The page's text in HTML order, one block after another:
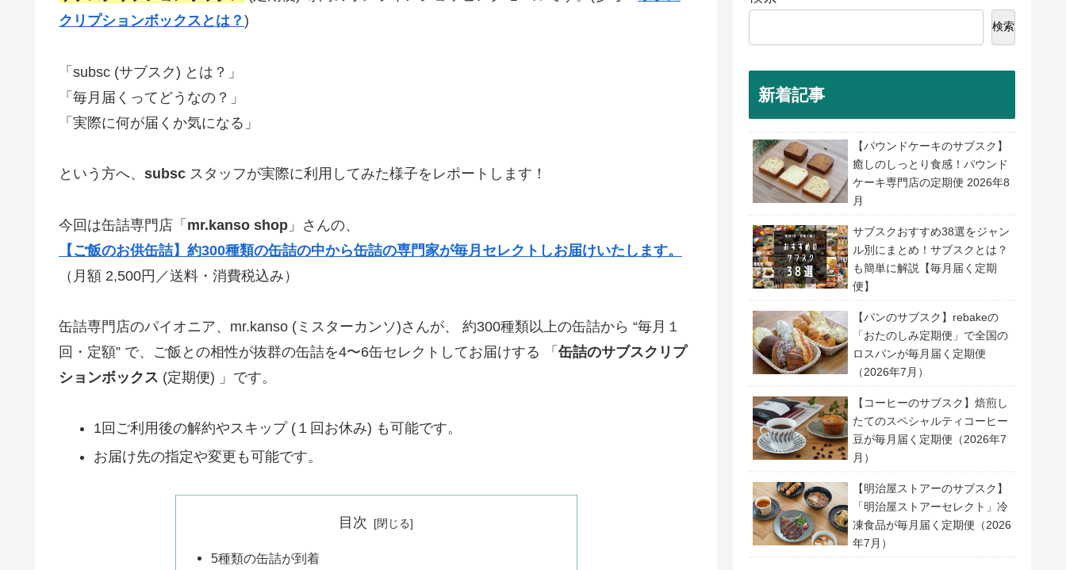
クリプションボックスとは？ )
「subsc (サブスク) とは？」
「毎月届くってどうなの？」
「実際に何が届くか気になる」
という方へ、 subsc スタッフが実際に利用してみた様子をレポートします！
今回は缶詰専門店「 mr.kanso shop 」さんの、
【ご飯のお供缶詰】約300種類の缶詰の中から缶詰の専門家が毎月セレクトしお届けいたします。
（月額 2,500円／送料・消費税込み）
缶詰専門店のパイオニア、mr.kanso (ミスターカンソ)さんが、 約300種類以上の缶詰から “毎月１
回・定額” で、ご飯との相性が抜群の缶詰を4〜6缶セレクトしてお届けする 「 缶詰のサブスクリプ
ションボックス (定期便) 」です。
1回ご利用後の解約やスキップ (１回お休み) も可能です。
お届け先の指定や変更も可能です。
目次
5種類の缶詰が到着
検索
新着記事
【パウンドケーキのサブスク】
癒しのしっとり食感！パウンド
ケーキ専門店の定期便 2026年8
月
サブスクおすすめ38選をジャン
ル別にまとめ！サブスクとは？
も簡単に解説【毎月届く定期
便】
【パンのサブスク】rebakeの
「おたのしみ定期便」で全国の
ロスパンが毎月届く定期便
（2026年7月）
【コーヒーのサブスク】焙煎し
たてのスペシャルティコーヒー
豆が毎月届く定期便（2026年7
月）
【明治屋ストアーのサブスク】
「明治屋ストアーセレクト」冷
凍食品が毎月届く定期便（2026
年7月）